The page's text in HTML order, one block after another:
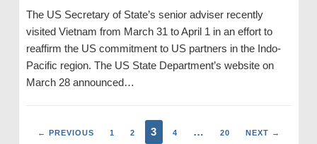
The US Secretary of State’s senior adviser recently
visited Vietnam from March 31 to April 1 in an effort to
reaffirm the US commitment to US partners in the Indo-
Pacific region. The US State Department’s website on
March 28 announced…
← PREVIOUS 1 2 3 4 … 20 NEXT →